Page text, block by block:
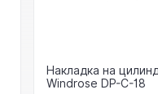
Накладка на
Windrose DP-C-18